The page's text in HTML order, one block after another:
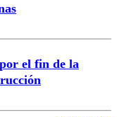
el fin de la